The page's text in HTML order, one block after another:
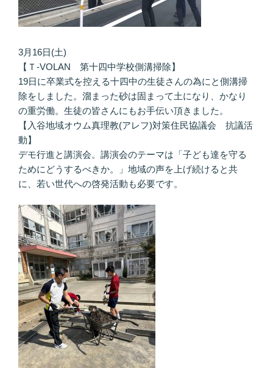
3月16日(土)
【Ｔ-VOLAN 第十四中学校側溝掃除】
19日に卒業式を控える十四中の生徒さんの為にと側溝掃
除をしました。溜まった砂は固まって土になり、かなり
の重労働。生徒の皆さんにもお手伝い頂きました。
【入谷地域オウム真理教(アレフ)対策住民協議会 抗議活
動】
デモ行進と講演会。講演会のテーマは「子ども達を守る
ためにどうするべきか。」地域の声を上げ続けると共
に、若い世代への啓発活動も必要です。